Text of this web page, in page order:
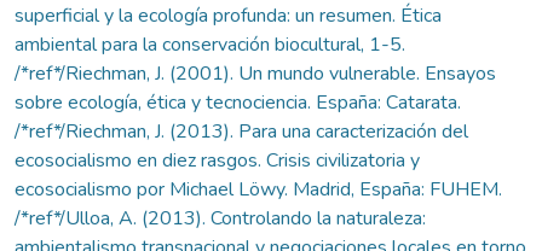
superficial y la ecología profunda: un resumen. Ética
ambiental para la conservación biocultural, 1-5.
/*ref*/Riechman, J. (2001). Un mundo vulnerable. Ensayos
sobre ecología, ética y tecnociencia. España: Catarata.
/*ref*/Riechman, J. (2013). Para una caracterización del
ecosocialismo en diez rasgos. Crisis civilizatoria y
ecosocialismo por Michael Löwy. Madrid, España: FUHEM.
/*ref*/Ulloa, A. (2013). Controlando la naturaleza: